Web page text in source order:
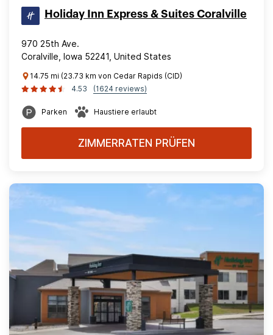
Holiday Inn Express & Suites Coralville
970 25th Ave.
Coralville, Iowa 52241, United States
14.75 mi (23.73 km von Cedar Rapids (CID)
4.53
(1624 reviews)
Parken Haustiere erlaubt
ZIMMERRATEN PRÜFEN